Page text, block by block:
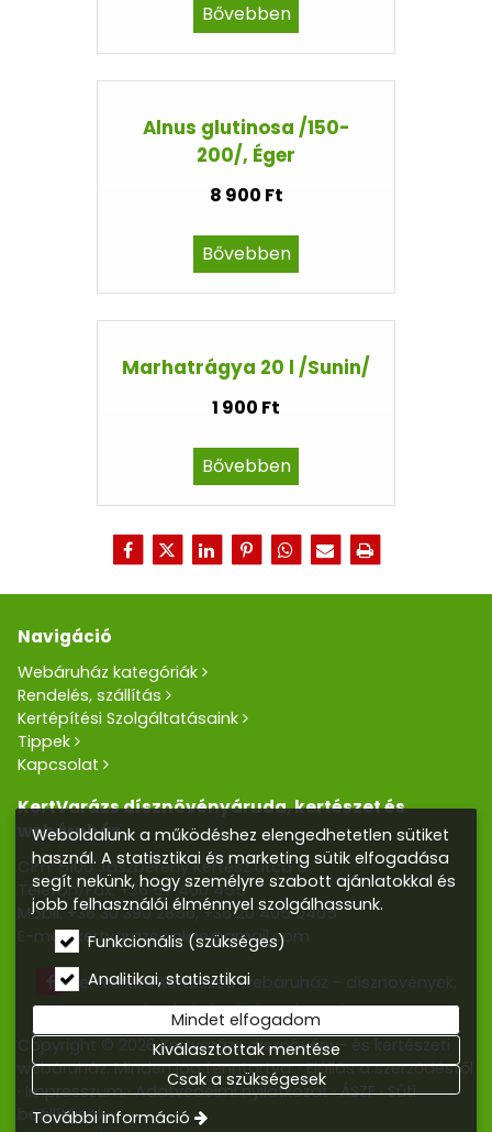
Bővebben
Alnus glutinosa /150-
200/, Éger
8 900 Ft
Bővebben
Marhatrágya 20 l /Sunin/
1 900 Ft
Bővebben
Navigáció
Webáruház kategóriák
Rendelés, szállítás
Kertépítési Szolgáltatásaink
Tippek
Kapcsolat
KertVarázs dísznövényáruda, kertészet és
webáruház
Cím: 5100 Jászberény Kertész utca 5.
Telefon/Fax: +36 57 400 455
Mobil:+36 30 390 2856,+36 20 405 0405
E-mail:kertvarazs.online@gmail.com
Kertvarázs Kertészeti webáruház - dísznövények,
kerti tó, öntözőrendszerek
Copyright © 2026 Kertvarázs dísznövény- és kertészeti
webáruház. Minden jog fenntartva. Elállás a szerződéstől
Impresszum Adatvédelmi nyilatkozat ÁSZF Süti
beállítások
Weboldalunk a működéshez elengedhetetlen sütiket
használ. A statisztikai és marketing sütik elfogadása
segít nekünk, hogy személyre szabott ajánlatokkal és
jobb felhasználói élménnyel szolgálhassunk.
Funkcionális (szükséges)
Analitikai, statisztikai
Mindet elfogadom
Kiválasztottak mentése
Csak a szükségesek
További információ